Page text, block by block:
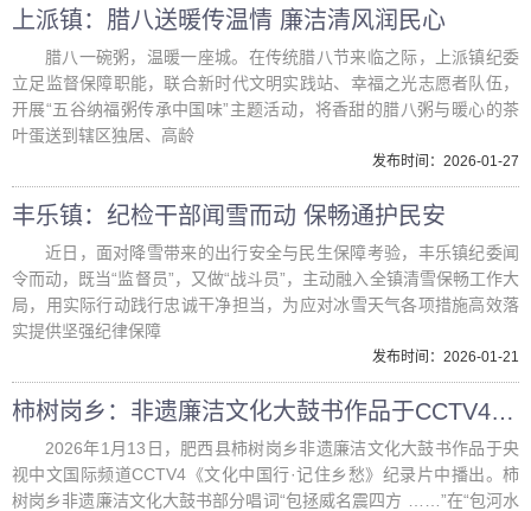
上派镇：腊八送暖传温情 廉洁清风润民心
腊八一碗粥，温暖一座城。在传统腊八节来临之际，上派镇纪委
立足监督保障职能，联合新时代文明实践站、幸福之光志愿者队伍，
开展“五谷纳福粥传承中国味”主题活动，将香甜的腊八粥与暖心的茶
叶蛋送到辖区独居、高龄
发布时间：2026-01-27
丰乐镇：纪检干部闻雪而动 保畅通护民安
近日，面对降雪带来的出行安全与民生保障考验，丰乐镇纪委闻
令而动，既当“监督员”，又做“战斗员”，主动融入全镇清雪保畅工作大
局，用实际行动践行忠诚干净担当，为应对冰雪天气各项措施高效落
实提供坚强纪律保障
发布时间：2026-01-21
柿树岗乡：非遗廉洁文化大鼓书作品于CCTV4纪录片中播出
2026年1月13日，肥西县柿树岗乡非遗廉洁文化大鼓书作品于央
视中文国际频道CCTV4《文化中国行·记住乡愁》纪录片中播出。柿
树岗乡非遗廉洁文化大鼓书部分唱词“包拯威名震四方 ……”在“包河水